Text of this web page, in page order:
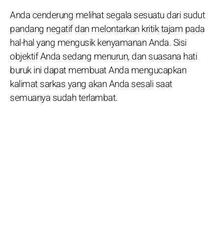
Anda cenderung melihat segala sesuatu dari sudut
pandang negatif dan melontarkan kritik tajam pada
hal-hal yang mengusik kenyamanan Anda. Sisi
objektif Anda sedang menurun, dan suasana hati
buruk ini dapat membuat Anda mengucapkan
kalimat sarkas yang akan Anda sesali saat
semuanya sudah terlambat.